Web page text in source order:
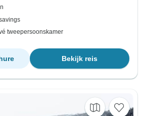
tweepersoonskamer
Bekijk reis